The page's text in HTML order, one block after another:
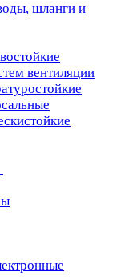
шланги и
вентиляции